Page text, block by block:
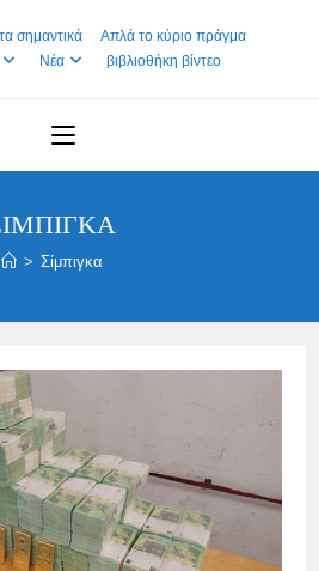
σημαντικά
Απλά το κύριο πράγμα
Νέα βιβλιοθήκη βίντεο
> Σίμπιγκα